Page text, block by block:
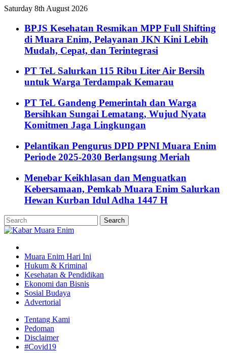
Saturday 8th August 2026
BPJS Kesehatan Resmikan MPP Full Shifting
di Muara Enim, Pelayanan JKN Kini Lebih
Mudah, Cepat, dan Terintegrasi
PT TeL Salurkan 115 Ribu Liter Air Bersih
untuk Warga Terdampak Kemarau
PT TeL Gandeng Pemerintah dan Warga
Bersihkan Sungai Lematang, Wujud Nyata
Komitmen Jaga Lingkungan
Pelantikan Pengurus DPD PPNI Muara Enim
Periode 2025-2030 Berlangsung Meriah
Menebar Keikhlasan dan Menguatkan
Kebersamaan, Pemkab Muara Enim Salurkan
Hewan Kurban Idul Adha 1447 H
Muara Enim Hari Ini
Hukum & Kriminal
Kesehatan & Pendidikan
Ekonomi dan Bisnis
Sosial Budaya
Advertorial
Tentang Kami
Pedoman
Disclaimer
#Covid19